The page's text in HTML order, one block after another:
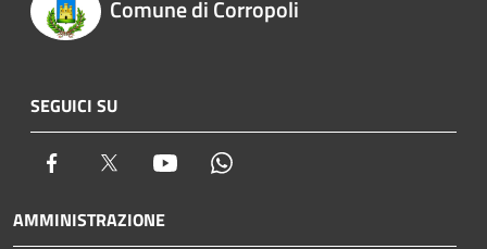
Comune di Corropoli
SEGUICI SU
Facebook Twitter Youtube
AMMINISTRAZIONE